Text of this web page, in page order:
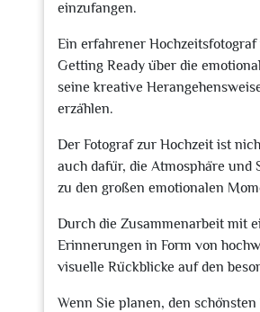
einzufangen.
Ein erfahrener
Getting Ready über die
seine kreative
erzählen.
Der Fotograf zur Hochzeit ist
auch dafür, die Atmosphäre und
zu den großen emotionalen
Durch die Zusammenarbeit mit
Erinnerungen in Form von
visuelle Rückblicke auf den
Wenn Sie planen, den